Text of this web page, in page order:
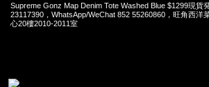
Supreme Gonz Map Denim Tote Washed Blue $1299現貨
23117390，WhatsApp/WeChat 852 55260860，旺角西洋
心20樓2010-2011室